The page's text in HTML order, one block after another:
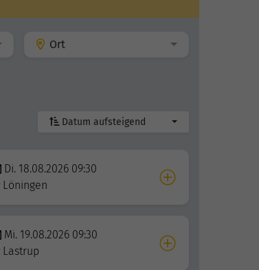
Ort
Datum aufsteigend
Di. 18.08.2026 09:30
Löningen
Mi. 19.08.2026 09:30
Lastrup